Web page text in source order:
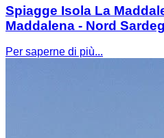
Spiagge Isola La
Maddalena - Nord
Per saperne di più...